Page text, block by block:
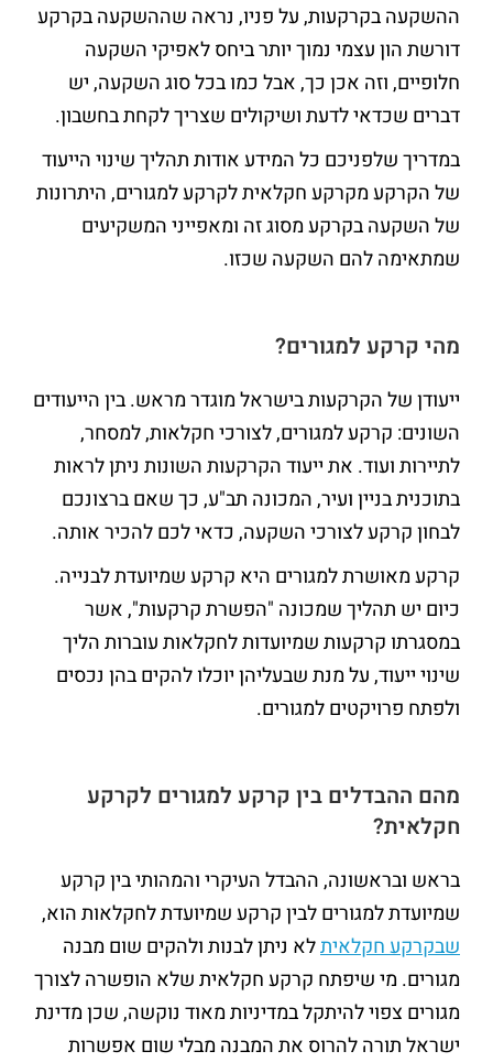
ההשקעה בקרקעות, על פניו, נראה שההשקעה בקרקע
דורשת הון עצמי נמוך יותר ביחס לאפיקי השקעה
חלופיים, וזה אכן כך, אבל כמו בכל סוג השקעה, יש
דברים שכדאי לדעת ושיקולים שצריך לקחת בחשבון.
במדריך שלפניכם כל המידע אודות תהליך שינוי הייעוד
של הקרקע מקרקע חקלאית לקרקע למגורים, היתרונות
של השקעה בקרקע מסוג זה ומאפייני המשקיעים
שמתאימה להם השקעה שכזו.
מהי קרקע למגורים?
ייעודן של הקרקעות בישראל מוגדר מראש. בין הייעודים
השונים: קרקע למגורים, לצורכי חקלאות, למסחר,
לתיירות ועוד. את ייעוד הקרקעות השונות ניתן לראות
בתוכנית בניין ועיר, המכונה תב"ע, כך שאם ברצונכם
לבחון קרקע לצורכי השקעה, כדאי לכם להכיר אותה.
קרקע מאושרת למגורים היא קרקע שמיועדת לבנייה.
כיום יש תהליך שמכונה "הפשרת קרקעות", אשר
במסגרתו קרקעות שמיועדות לחקלאות עוברות הליך
שינוי ייעוד, על מנת שבעליהן יוכלו להקים בהן נכסים
ולפתח פרויקטים למגורים.
מהם ההבדלים בין קרקע למגורים לקרקע
חקלאית?
בראש ובראשונה, ההבדל העיקרי והמהותי בין קרקע
שמיועדת למגורים לבין קרקע שמיועדת לחקלאות הוא,
שבקרקע חקלאיתלא ניתן לבנות ולהקים שום מבנה
מגורים. מי שיפתח קרקע חקלאית שלא הופשרה לצורך
מגורים צפוי להיתקל במדיניות מאוד נוקשה, שכן מדינת
ישראל תורה להרוס את המבנה מבלי שום אפשרות